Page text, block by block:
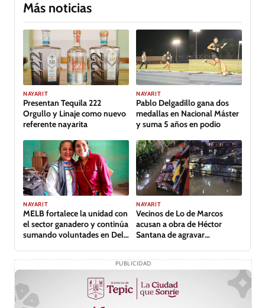
Más noticias
GALERÍA
NAYARIT
Presentan Tequila 222
Orgullo y Linaje como nuevo
referente nayarita
NAYARIT
Pablo Delgadillo gana dos
medallas en Nacional Máster
y suma 5 años en podio
NAYARIT
MELB fortalece la unidad con
el sector ganadero y continúa
sumando voluntades en Del
NAYARIT
Vecinos de Lo de Marcos
acusan a obra de Héctor
Santana de agravar
PUBLICIDAD